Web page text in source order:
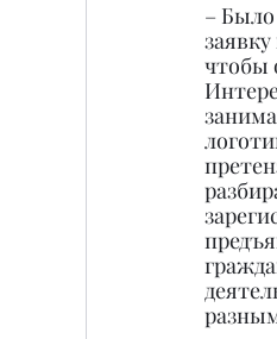
– Было
чтобы